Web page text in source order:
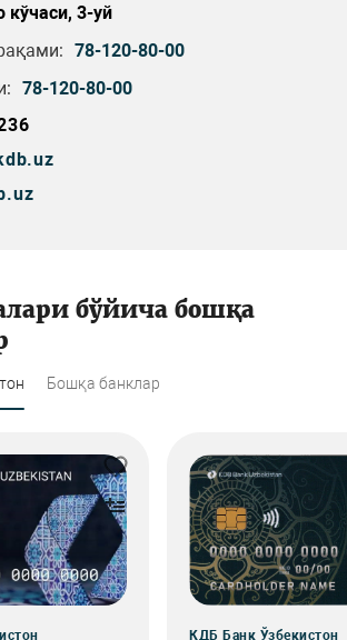
кўчаси, 3-уй
78-120-80-00
78-120-80-00
бўйича бошқа
Бошқа банклар
КДБ Банк Ўзбекистон